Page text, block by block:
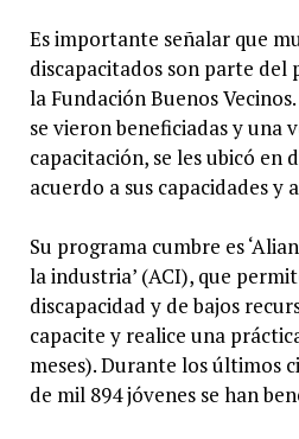
Es importante señalar que
discapacitados son parte del
la Fundación Buenos
se vieron beneficiadas y una
capacitación, se les ubicó en
acuerdo a sus capacidades y
Su programa cumbre es
la industria’ (ACI), que
discapacidad y de bajos
capacite y realice una
meses). Durante los últimos
de mil 894 jóvenes se han